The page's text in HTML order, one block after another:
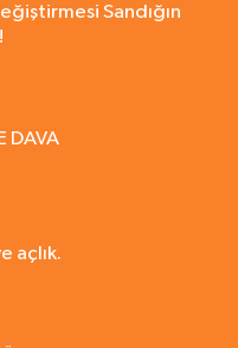
Sandığın
DAVA
açlık.